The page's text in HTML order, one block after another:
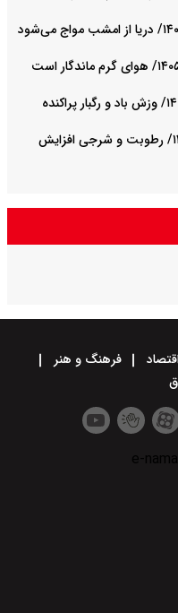
پیش بینی هوای بوشهر فردا ۱۶ مرداد ۱۴۰۵/ رطوبت و شرجی افزایش
فرهنگ و هنر